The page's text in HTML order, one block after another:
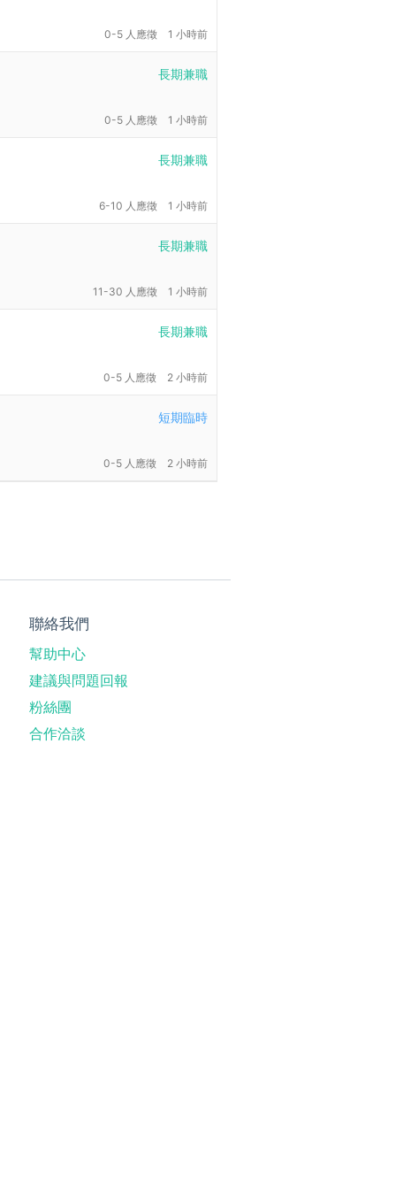
0-5 人應徵 1 小時前
長期兼職
0-5 人應徵 1 小時前
長期兼職
6-10 人應徵 1 小時前
長期兼職
11-30 人應徵 1 小時前
長期兼職
0-5 人應徵 2 小時前
短期臨時
0-5 人應徵 2 小時前
聯絡我們
幫助中心
建議與問題回報
粉絲團
合作洽談